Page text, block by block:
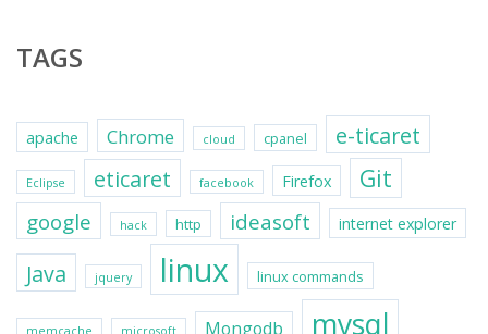
TAGS
apache Chrome cloud cpanel e-ticaret
Eclipse eticaret facebook Firefox Git
google hack http ideasoft internet explorer
Java jquery linux linux commands
memcache microsoft Mongodb mysql